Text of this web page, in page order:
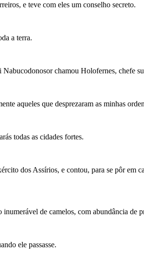
e teve com eles um conselho secreto.
a terra.
chamou Holofernes, chefe
aqueles que desprezaram as minhas
todas as cidades fortes.
dos Assírios, e contou, para se pôr em
de camelos, com abundância de
ele passasse.